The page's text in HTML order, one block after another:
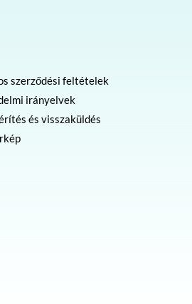
szerződési feltételek
irányelvek
és visszaküldés